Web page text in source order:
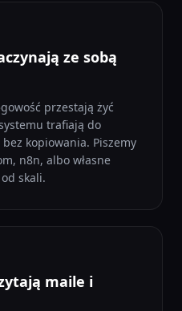
ze sobą
przestają żyć
trafiają do
kopiowania. Piszemy
n8n, albo własne
skali.
maile i